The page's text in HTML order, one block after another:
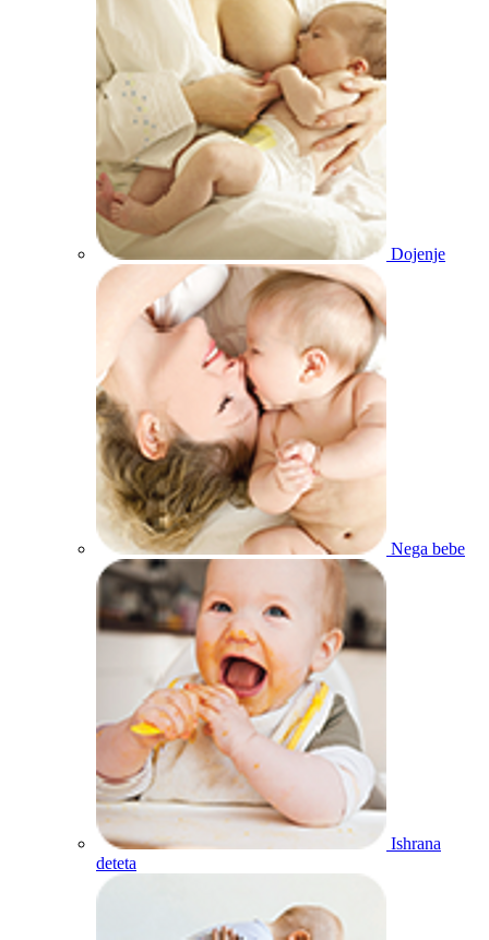
Dojenje
Nega bebe
Ishrana
deteta